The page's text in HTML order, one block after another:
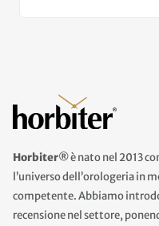
Horbiter®è nato nel 2013
l’universo dell’orologeria in
competente. Abbiamo
recensione nel settore,